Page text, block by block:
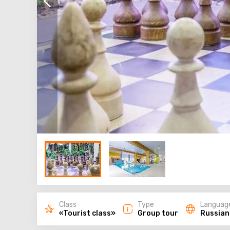
Class
«Tourist class»
Type
Group tour
Russian